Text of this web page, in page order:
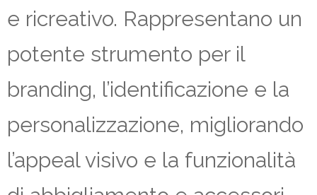
e ricreativo. Rappresentano un
potente strumento per il
branding, l’identificazione e la
personalizzazione, migliorando
l’appeal visivo e la funzionalità